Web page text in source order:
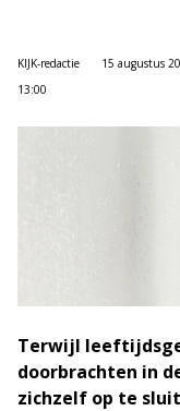
KIJK-redactie
15 augustus
13:00
Terwijl
doorbrachten in
zichzelf op te